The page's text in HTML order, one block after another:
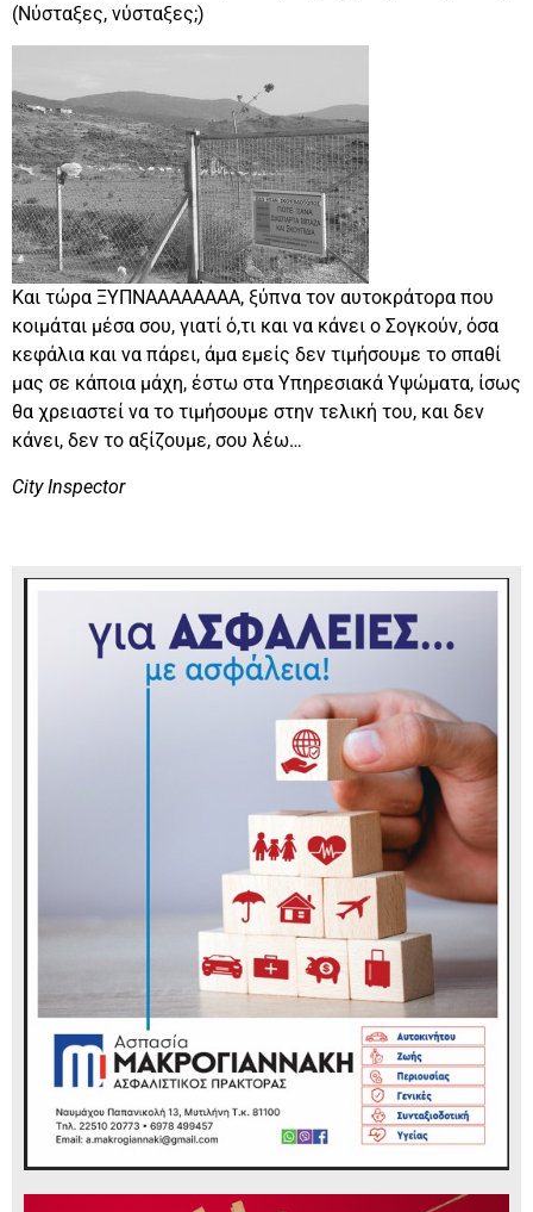
(Νύσταξες, νύσταξες;)
Και τώρα ΞΥΠΝΑΑΑΑΑΑΑΑ, ξύπνα τον αυτοκράτορα που
κοιμάται μέσα σου, γιατί ό,τι και να κάνει ο Σογκούν, όσα
κεφάλια και να πάρει, άμα εμείς δεν τιμήσουμε το σπαθί
μας σε κάποια μάχη, έστω στα Υπηρεσιακά Υψώματα, ίσως
θα χρειαστεί να το τιμήσουμε στην τελική του, και δεν
κάνει, δεν το αξίζουμε, σου λέω…
City Inspector